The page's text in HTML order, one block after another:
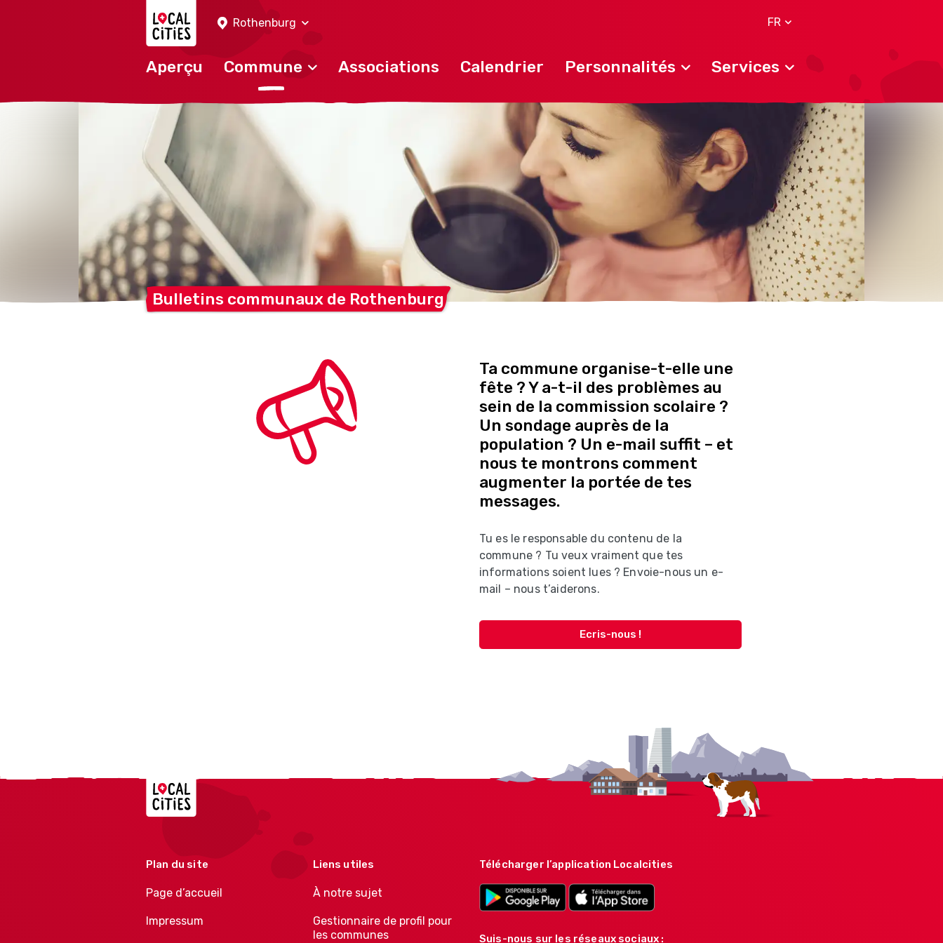
Rothenburg
FR
Aperçu Commune Associations Calendrier Personnalités Services
Bulletins communaux de Rothenburg
Ta commune organise-t-elle une
fête ? Y a-t-il des problèmes au
sein de la commission scolaire ?
Un sondage auprès de la
population ? Un e-mail suffit – et
nous te montrons comment
augmenter la portée de tes
messages.
Tu es le responsable du contenu de la
commune ? Tu veux vraiment que tes
informations soient lues ? Envoie-nous un e-
mail – nous t’aiderons.
Ecris-nous !
Localcities
Plan du site
Page d’accueil
Impressum
Liens utiles
À notre sujet
Gestionnaire de profil pour
les communes
Télécharger l’application Localcities
Suis-nous sur les réseaux sociaux :